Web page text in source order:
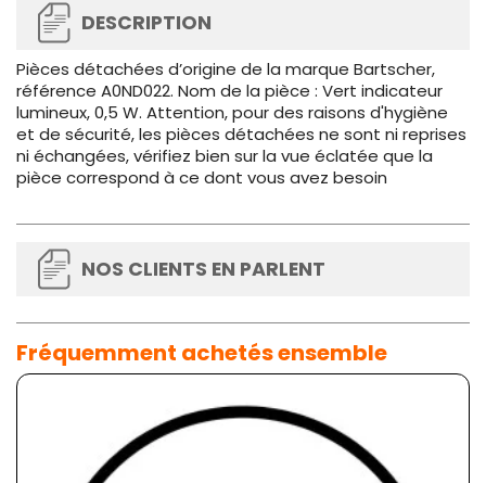
DESCRIPTION
Pièces détachées d’origine de la marque Bartscher,
référence A0ND022. Nom de la pièce : Vert indicateur
lumineux, 0,5 W. Attention, pour des raisons d'hygiène
et de sécurité, les pièces détachées ne sont ni reprises
ni échangées, vérifiez bien sur la vue éclatée que la
pièce correspond à ce dont vous avez besoin
NOS CLIENTS EN PARLENT
Fréquemment achetés ensemble